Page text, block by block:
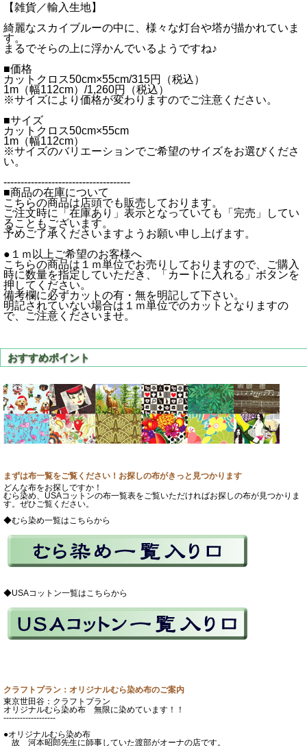
【雑貨／輸入生地】
綺麗なスカイブルーの中に、様々な灯台や塔が描かれていま
す。
まるでそらの上に浮かんでいるようですね♪
■価格
カットクロス50cm×55cm/315円（税込）
1m（幅112cm）/1,260円（税込）
※サイズにより価格が変わりますのでご注意ください。
■サイズ
カットクロス50cm×55cm
1m（幅112cm）
※サイズのバリエーションでご希望のサイズをお選びくださ
い。
-------------------------------------
■商品の在庫について
こちらの商品は店頭でも販売しております。
ご注文時に「在庫あり」表示となっていても「完売」してい
ることもございます。
予めご了承くださいますようお願い申し上げます。
●１ｍ以上ご希望のお客様へ
こちらの商品は１ｍ単位でお売りしておりますので、ご購入
時に数量を指定していただき、「カートに入れる」ボタンを
押してください。
備考欄に必ずカットの有・無を明記して下さい。
明記されていない場合は１ｍ単位でのカットとなりますの
で、ご注意くださいませ。
まずは布一覧をご覧ください！お探しの布がきっと見つかります
どんな布をお探しですか！
むら染め、USAコットンの布一覧表をご覧いただければお探しの布が見つかりま
す。ぜひご覧ください。
◆むら染め一覧はこちらから
◆USAコットン一覧はこちらから
クラフトプラン：オリジナルむら染め布のご案内
東京世田谷：クラフトプラン
オリジナルむら染め布 無限に染めています！！
-------------------
●オリジナルむら染め布
故 河本昭郎先生に師事していた渡部がオーナの店です。